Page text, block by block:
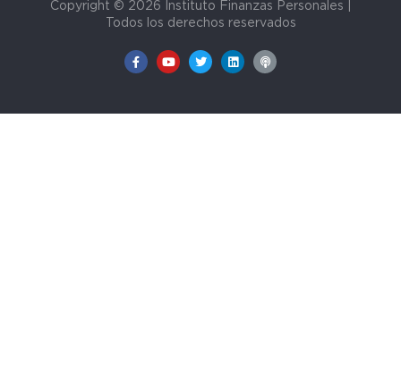
Copyright © 2026 Instituto Finanzas Personales |
Todos los derechos reservados